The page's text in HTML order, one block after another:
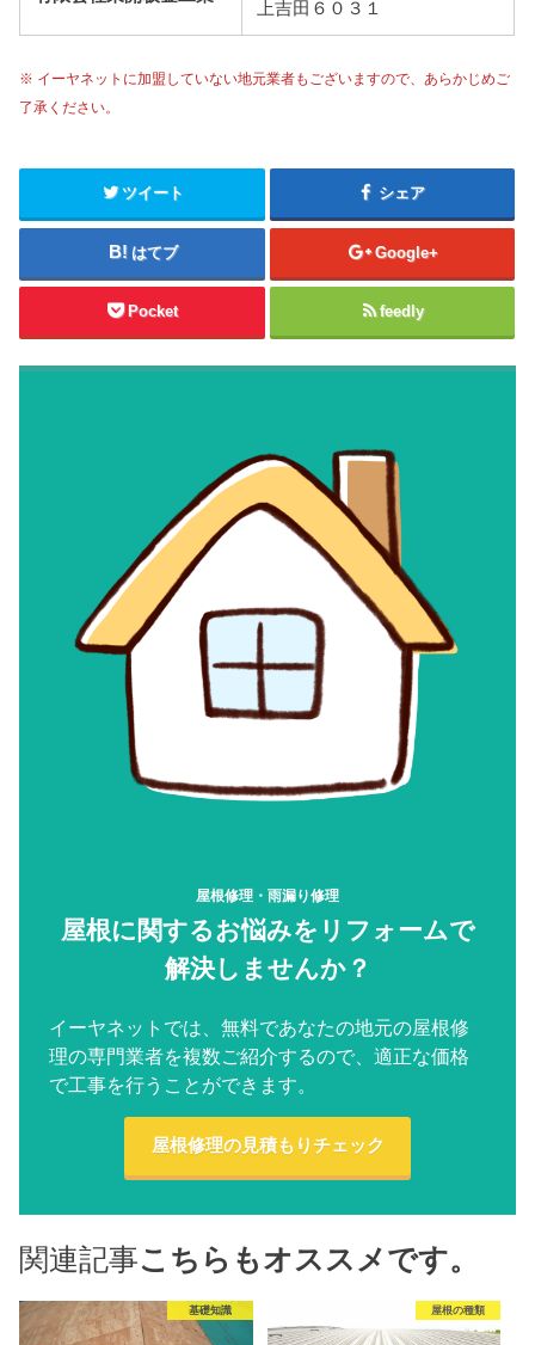
上吉田６０３１
※ イーヤネットに加盟していない地元業者もございますので、あらかじめご
了承ください。
ツイート シェア
はてブ Google+
Pocket feedly
屋根修理・雨漏り修理
屋根に関するお悩みをリフォームで
解決しませんか？
イーヤネットでは、無料であなたの地元の屋根修
理の専門業者を複数ご紹介するので、適正な価格
で工事を行うことができます。
屋根修理の見積もりチェック
関連記事こちらもオススメです。
基礎知識 屋根の種類